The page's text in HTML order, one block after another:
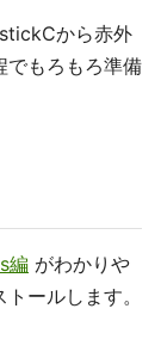
から赤外
でもろもろ準備
編 がわかりや
ールします。